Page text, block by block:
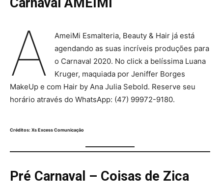
A
AmeiMi Esmalteria, Beauty & Hair já está
agendando as suas incríveis produções para
o Carnaval 2020. No click a belíssima Luana
Kruger, maquiada por Jeniffer Borges
MakeUp e com Hair by Ana Julia Sebold. Reserve seu
horário através do WhatsApp: (47) 99972-9180.
Créditos: Xs Excess Comunicação
Pré Carnaval – Coisas de Zica